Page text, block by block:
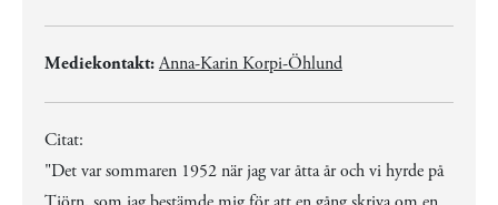
Mediekontakt:Anna-Karin Korpi-Öhlund
Citat:
"Det var sommaren 1952 när jag var åtta år och vi hyrde på